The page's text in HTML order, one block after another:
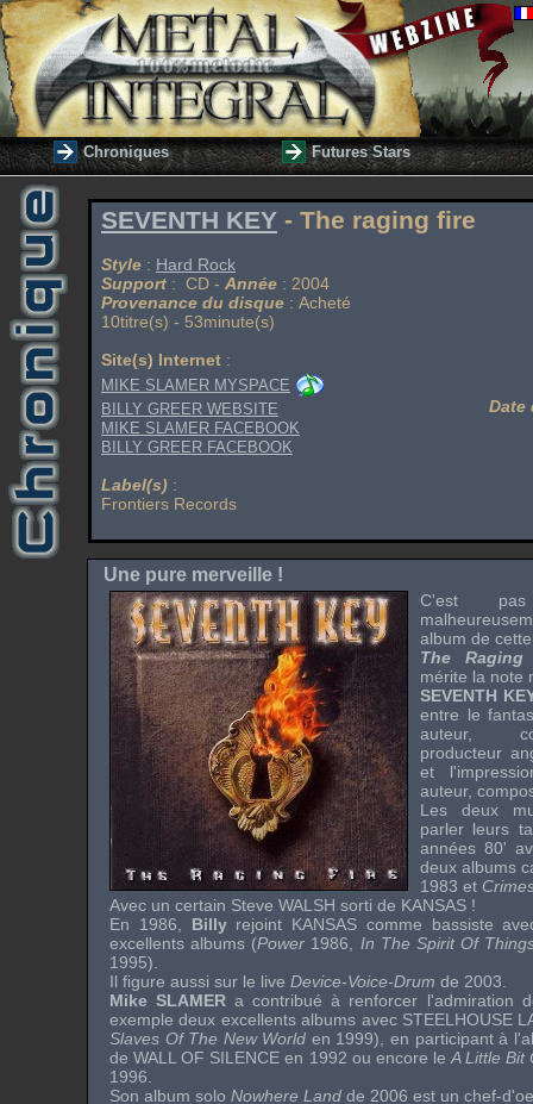
Chroniques Futures Stars
SEVENTH KEY - The raging fire
Style : Hard Rock
Support : CD - Année : 2004
Provenance du disque : Acheté
10titre(s) - 53minute(s)
Site(s) Internet :
MIKE SLAMER MYSPACE
BILLY GREER WEBSITE
MIKE SLAMER FACEBOOK
BILLY GREER FACEBOOK
Label(s) :
Frontiers Records
Date
Une pure merveille !
C'est
album de
The Raging
mérite la note
SEVENTH
entre le
auteur,
producteur
et
auteur,
Les deux
parler leurs
années 80'
deux albums
1983 et
Avec un certain Steve WALSH sorti de KANSAS !
En 1986, Billyrejoint KANSAS comme bassiste
excellents albums (Power 1986, In The Spirit Of
1995).
Il figure aussi sur le live Device-Voice-Drum de 2003.
Mike SLAMER a contribué à renforcer l'admiration
exemple deux excellents albums avec STEELHOUSE
Slaves Of The New World en 1999), en participant à
deWALL OF SILENCE en 1992 ou encore leA Little Bit
1996.
Son album solo Nowhere Land de 2006 est un chef-